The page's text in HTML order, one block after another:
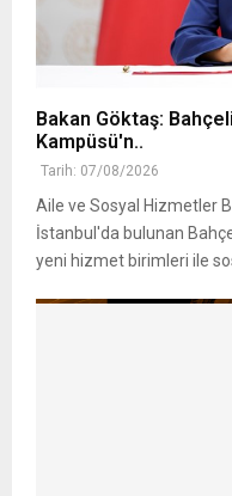
Bakan Göktaş:
Kampüsü'n..
Tarih: 07/08/2026
Aile ve Sosyal Hizmetler
İstanbul'da bulunan
yeni hizmet birimleri ile